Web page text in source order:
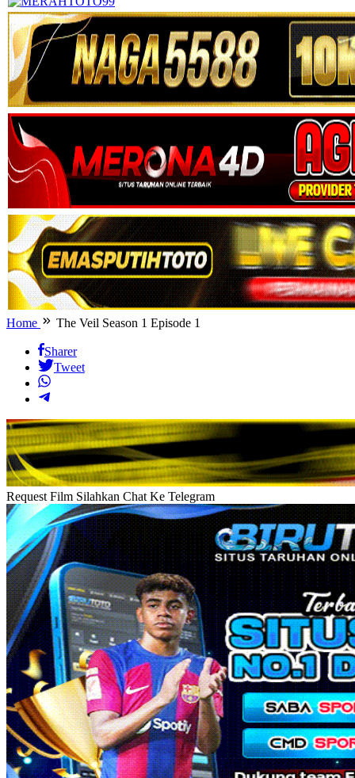
Home The Veil Season 1 Episode 1
Sharer
Tweet
Request Film Silahkan Chat Ke Telegram